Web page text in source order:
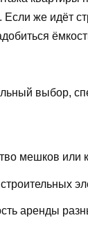
Если же идёт
выбор,
мешков или
аренды